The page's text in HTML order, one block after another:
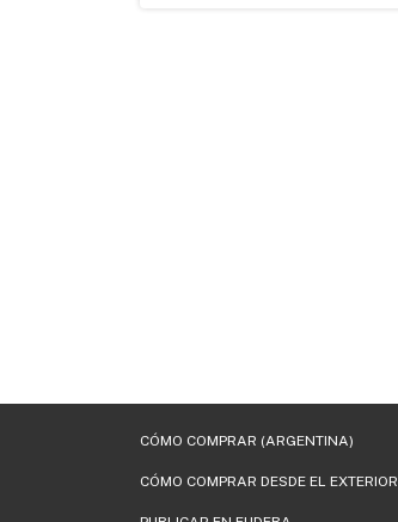
CÓMO COMPRAR (ARGENTINA)
CÓMO COMPRAR DESDE EL EXTERIOR